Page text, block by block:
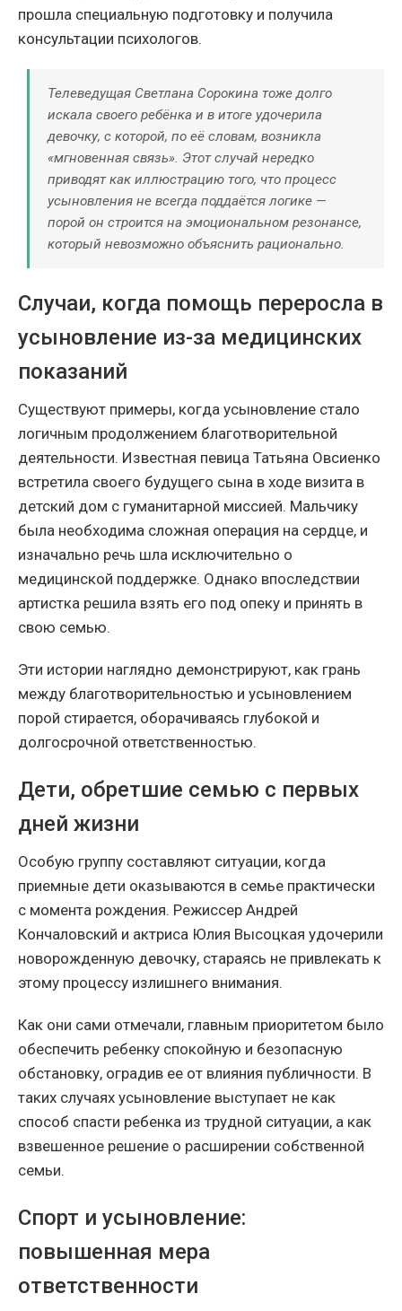
прошла специальную подготовку и получила
консультации психологов.
Телеведущая Светлана Сорокина тоже долго
искала своего ребёнка и в итоге удочерила
девочку, с которой, по её словам, возникла
«мгновенная связь». Этот случай нередко
приводят как иллюстрацию того, что процесс
усыновления не всегда поддаётся логике —
порой он строится на эмоциональном резонансе,
который невозможно объяснить рационально.
Случаи, когда помощь переросла в
усыновление из-за медицинских
показаний
Существуют примеры, когда усыновление стало
логичным продолжением благотворительной
деятельности. Известная певица Татьяна Овсиенко
встретила своего будущего сына в ходе визита в
детский дом с гуманитарной миссией. Мальчику
была необходима сложная операция на сердце, и
изначально речь шла исключительно о
медицинской поддержке. Однако впоследствии
артистка решила взять его под опеку и принять в
свою семью.
Эти истории наглядно демонстрируют, как грань
между благотворительностью и усыновлением
порой стирается, оборачиваясь глубокой и
долгосрочной ответственностью.
Дети, обретшие семью с первых
дней жизни
Особую группу составляют ситуации, когда
приемные дети оказываются в семье практически
с момента рождения. Режиссер Андрей
Кончаловский и актриса Юлия Высоцкая удочерили
новорожденную девочку, стараясь не привлекать к
этому процессу излишнего внимания.
Как они сами отмечали, главным приоритетом было
обеспечить ребенку спокойную и безопасную
обстановку, оградив ее от влияния публичности. В
таких случаях усыновление выступает не как
способ спасти ребенка из трудной ситуации, а как
взвешенное решение о расширении собственной
семьи.
Спорт и усыновление:
повышенная мера
ответственности